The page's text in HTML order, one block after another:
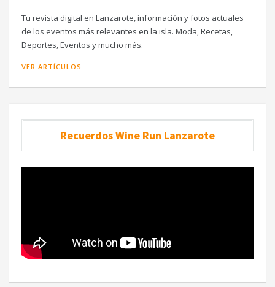
Tu revista digital en Lanzarote, información y fotos actuales
de los eventos más relevantes en la isla. Moda, Recetas,
Deportes, Eventos y mucho más.
VER ARTÍCULOS
Recuerdos Wine Run Lanzarote